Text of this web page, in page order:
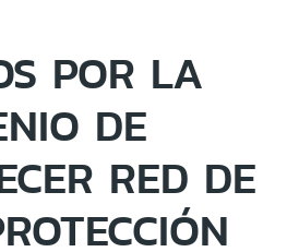
POR LA
DE
RED DE